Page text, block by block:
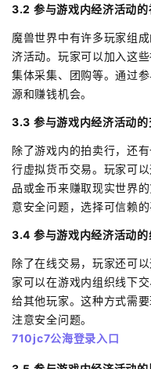
3.2 参与游戏内经济活动的
魔兽世界中有许多玩家组
济活动。玩家可以加入这
集体采集、团购等。通过
源和赚钱机会。
3.3 参与游戏内经济活动的
除了游戏内的拍卖行，还
行虚拟货币交易。玩家可
品或金币来赚取现实世界
意安全问题，选择可信赖的
3.4 参与游戏内经济活动的
除了在线交易，玩家还可
家可以在游戏内组织线下
给其他玩家。这种方式需
注意安全问题。
710jc7公海登录入口